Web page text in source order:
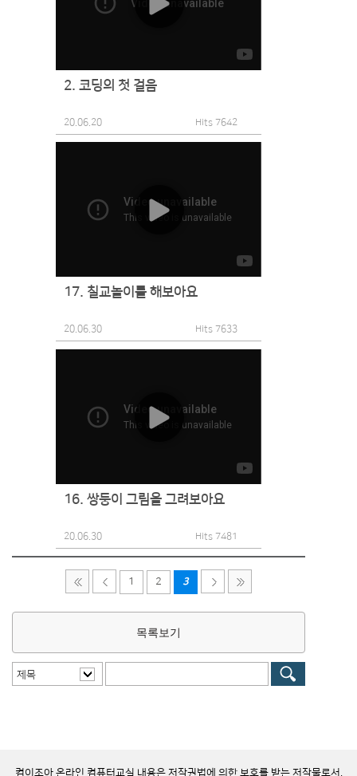
2. 코딩의 첫 걸음
20.06.20 Hits 7642
17. 칠교놀이를 해보아요
20.06.30 Hits 7633
16. 쌍둥이 그림을 그려보아요
20.06.30 Hits 7481
1 2 3
목록보기
제목
컴이조아 온라인 컴퓨터교실 내용은 저작권법에 의한 보호를 받는 저작물로서,